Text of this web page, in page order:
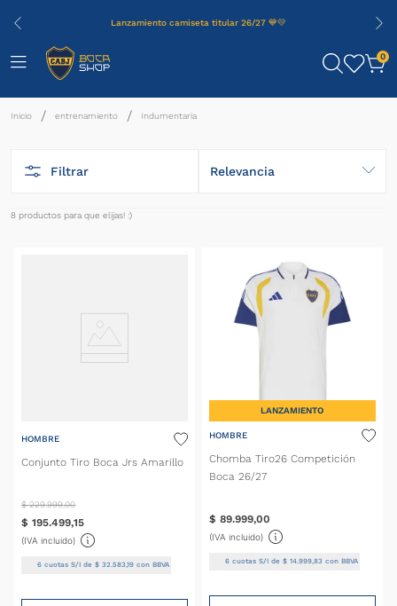
Lanzamiento camiseta titular 26/27 💙💛
0
entrenamiento Indumentaria
Filtrar Relevancia
8 productos
HOMBRE
Conjunto Tiro Boca Jrs Amarillo
$ 229.999,00
$ 195.499,15
(IVA incluido)
6 cuotas S/I de$ 32 .583,19 con BBVA
LANZAMIENTO
HOMBRE
Chomba Tiro26 Competición
Boca 26/27
$ 89.999,00
(IVA incluido)
6cuotas S/I de $ 14. 999, 83con BBVA